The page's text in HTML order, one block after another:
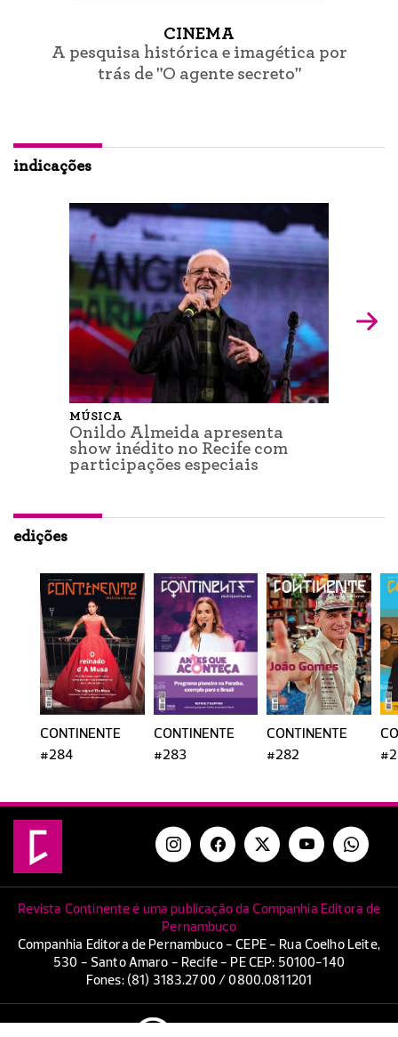
CINEMA
A pesquisa histórica e imagética por
trás de "O agente secreto"
indicações
MÚSICA
Onildo Almeida apresenta
show inédito no Recife com
participações especiais
edições
CONTINENTE
#284
CONTINENTE
#283
CONTINENTE
#282
Revista Continente é uma publicação da Companhia Editora de
Pernambuco
Companhia Editora de Pernambuco - CEPE - Rua Coelho Leite,
530 - Santo Amaro - Recife - PE CEP: 50100-140
Fones: (81) 3183.2700 / 0800.0811201